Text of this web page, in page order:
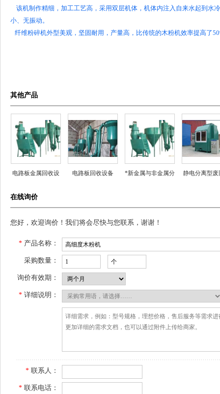
该机制作精细，加工工艺高，采用双层机体，机体内注入自来水起到水
小、无振动。
纤维粉碎机外型美观，坚固耐用，产量高，比传统的木粉机效率提高了
其他产品
电路板金属回收设 电路板回收设备 *新金属与非金属分 静电分离型废
在线询价
您好，欢迎询价！我们将会尽快与您联系，谢谢！
* 产品名称：
采购数量：
询价有效期：
* 详细说明：
* 联系人：
* 联系电话：